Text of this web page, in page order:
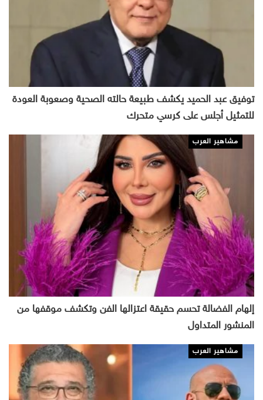
توفيق عبد الحميد يكشف طبيعة حالته الصحية وصعوبة العودة
للتمثيل أجلس على كرسي متحرك
مشاهير العرب
إلهام الفضالة تحسم حقيقة اعتزالها الفن وتكشف موقفها من
المنشور المتداول
مشاهير العرب